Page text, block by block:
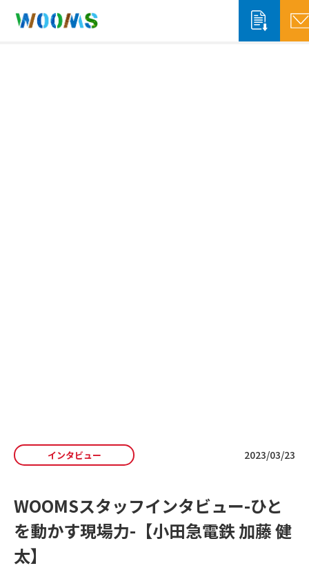
排出事業者向け資料ダウンロード
お問い合わせ
インタビュー 2023/03/23
WOOMSスタッフインタビュー-ひと
を動かす現場力-【小田急電鉄 加藤 健
太】